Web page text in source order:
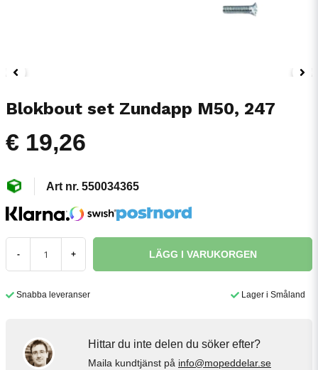
Blokbout set Zundapp M50, 247
€ 19,26
550034365
- + LÄGG I VARUKORGEN
Snabba leveranser Lager i Småland
Hittar du inte delen du söker efter?
Maila kundtjänst på info@mopeddelar.se